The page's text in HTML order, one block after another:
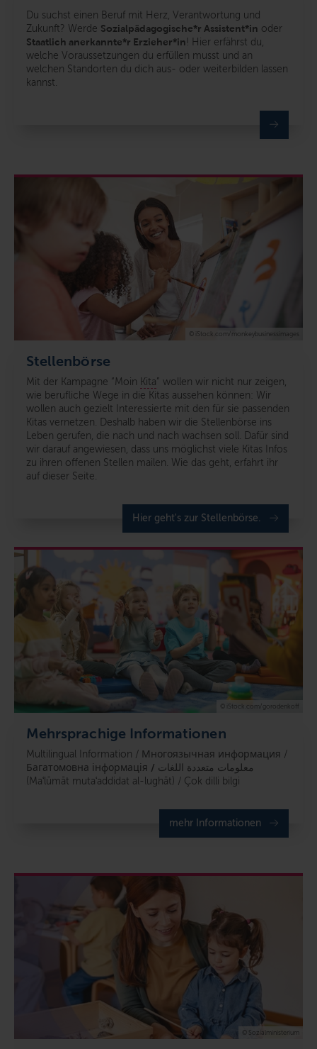
Du suchst einen Beruf mit Herz, Verantwortung und
Zukunft? Werde Sozialpädagogische*r Assistent*in oder
Staatlich anerkannte*r Erzieher*in! Hier erfährst du,
welche Voraussetzungen du erfüllen musst und an
welchen Standorten du dich aus- oder weiterbilden lassen
kannst.
Stellenbörse
Mit der Kampagne “Moin Kita” wollen wir nicht nur zeigen,
wie berufliche Wege in die Kitas aussehen können: Wir
wollen auch gezielt Interessierte mit den für sie passenden
Kitas vernetzen. Deshalb haben wir die Stellenbörse ins
Leben gerufen, die nach und nach wachsen soll. Dafür sind
wir darauf angewiesen, dass uns möglichst viele Kitas Infos
zu ihren offenen Stellen mailen. Wie das geht, erfahrt ihr
auf dieser Seite.
Hier geht's zur Stellenbörse.
© iStock.com/monkeybusinessimages
Mehrsprachige Informationen
Multilingual Information / Многоязычная информация /
Багатомовна інформація /
(Maʿlūmāt mutaʿaddidat al-lughāt) / Çok dilli bilgi
mehr Informationen
© iStock.com/gorodenkoff
© Sozialministerium